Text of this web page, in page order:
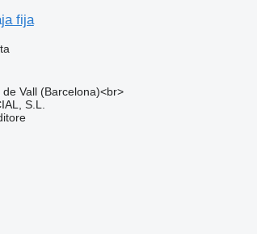
fija
Vall (Barcelona)<br>
S.L.